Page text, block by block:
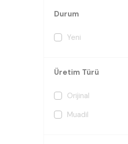
Durum
Yeni
Üretim Türü
Orijinal
Muadil